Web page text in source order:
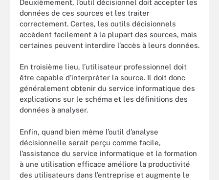
Deuxièmement, l’outil décisionnel doit accepter les
données de ces sources et les traiter
correctement. Certes, les outils décisionnels
accèdent facilement à la plupart des sources, mais
certaines peuvent interdire l’accès à leurs données.
En troisième lieu, l’utilisateur professionnel doit
être capable d’interpréter la source. Il doit donc
généralement obtenir du service informatique des
explications sur le schéma et les définitions des
données à analyser.
Enfin, quand bien même l’outil d’analyse
décisionnelle serait perçu comme facile,
l’assistance du service informatique et la formation
à une utilisation efficace améliore la productivité
des utilisateurs dans l’entreprise et augmente le